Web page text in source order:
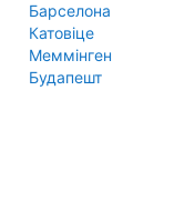
Барселона
Катовіце
Меммінген
Будапешт